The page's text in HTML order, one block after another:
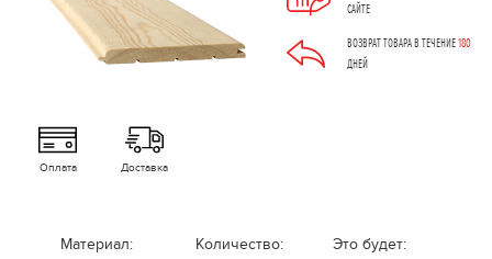
САЙТЕ
ВОЗВРАТ ТОВАРА В ТЕЧЕНИЕ180
ДНЕЙ
Оплата Доставка
Материал: Количество: Это будет: